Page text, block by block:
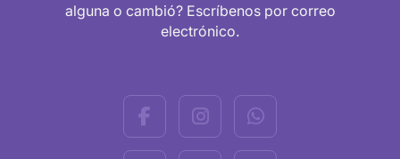
alguna o cambió? Escríbenos por correo
electrónico.